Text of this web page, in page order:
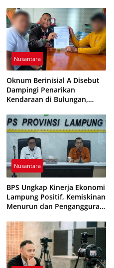
Nusantara
Oknum Berinisial A Disebut
Dampingi Penarikan
Kendaraan di Bulungan,
Nusantara
BPS Ungkap Kinerja Ekonomi
Lampung Positif, Kemiskinan
Menurun dan Pengangguran